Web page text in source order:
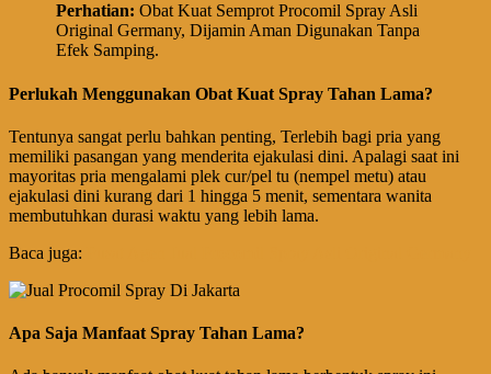
Perhatian: Obat Kuat Semprot Procomil Spray Asli
Original Germany, Dijamin Aman Digunakan Tanpa
Efek Samping.
Perlukah Menggunakan Obat Kuat Spray Tahan Lama?
Tentunya sangat perlu bahkan penting, Terlebih bagi pria yang
memiliki pasangan yang menderita ejakulasi dini. Apalagi saat ini
mayoritas pria mengalami plek cur/pel tu (nempel metu) atau
ejakulasi dini kurang dari 1 hingga 5 menit, sementara wanita
membutuhkan durasi waktu yang lebih lama.
Baca juga:
Apa Saja Manfaat Spray Tahan Lama?